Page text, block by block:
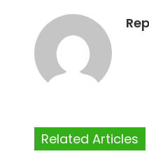
Related Articles